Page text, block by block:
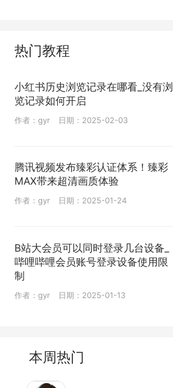
热门教程
小红书历史浏览记录在哪看_没有浏
览记录如何开启
作者：gyr 日期：2025-02-03
腾讯视频发布臻彩认证体系！臻彩
MAX带来超清画质体验
作者：gyr 日期：2025-01-24
B站大会员可以同时登录几台设备_
哔哩哔哩会员账号登录设备使用限
制
作者：gyr 日期：2025-01-13
本周热门